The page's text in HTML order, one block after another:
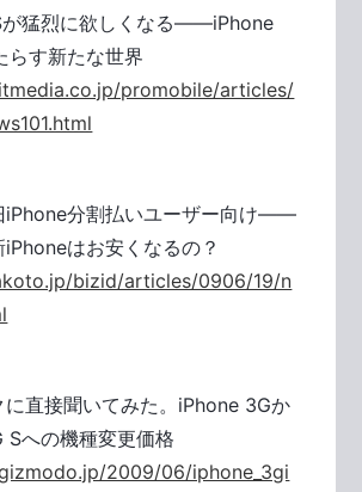
が猛烈に欲しくなる――iPhone
らす新たな世界
promobile/articles/
iPhone分割払いユーザー向け――
はお安くなるの？
bizid/articles/0906/19/n
に直接聞いてみた。iPhone 3Gか
Sへの機種変更価格
2009/06/iphone_3gi